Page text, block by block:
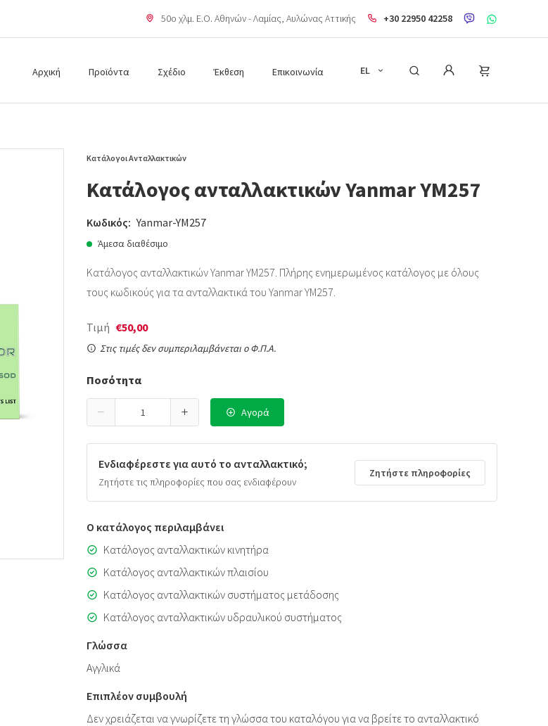
50o χλμ. Ε.Ο. Αθηνών - Λαμίας, Aυλώνας Αττικής +30 22950 42258
Αρχική Προϊόντα Σχέδιο Έκθεση Επικοινωνία EL
Κατάλογοι Ανταλλακτικών
Κατάλογος ανταλλακτικών Yanmar YM257
Κωδικός: Yanmar-YM257
Άμεσα διαθέσιμο
Κατάλογος ανταλλακτικών Yanmar YM257. Πλήρης ενημερωμένος κατάλογος με όλους
τους κωδικούς για τα ανταλλακτικά του Yanmar YM257.
Τιμή €50,00
Στις τιμές δεν συμπεριλαμβάνεται ο Φ.Π.Α.
Ποσότητα
Αγορά
Ενδιαφέρεστε για αυτό το ανταλλακτικό;
Ζητήστε τις πληροφορίες που σας ενδιαφέρουν
Ζητήστε πληροφορίες
Ο κατάλογος περιλαμβάνει
Κατάλογος ανταλλακτικών κινητήρα
Κατάλογος ανταλλακτικών πλαισίου
Κατάλογος ανταλλακτικών συστήματος μετάδοσης
Κατάλογος ανταλλακτικών υδραυλικού συστήματος
Γλώσσα
Αγγλικά
Επιπλέον συμβουλή
Δεν χρειάζεται να γνωρίζετε τη γλώσσα του καταλόγου για να βρείτε το ανταλλακτικό